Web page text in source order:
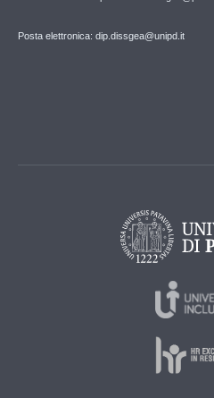
Posta elettronica: dip.dissgea@unipd.it